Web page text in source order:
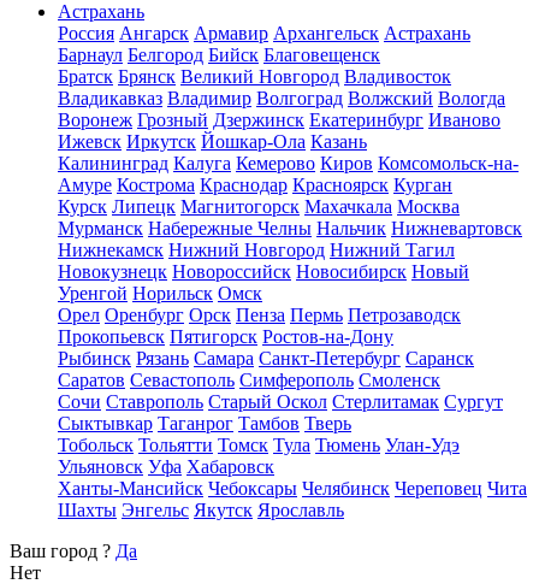
Астрахань
Россия Ангарск Армавир Архангельск Астрахань
Барнаул Белгород Бийск Благовещенск
Братск Брянск Великий Новгород Владивосток
Владикавказ Владимир Волгоград Волжский Вологда
Воронеж Грозный Дзержинск Екатеринбург Иваново
Ижевск Иркутск Йошкар-Ола Казань
Калининград Калуга Кемерово Киров Комсомольск-на-
Амуре Кострома Краснодар Красноярск Курган
Курск Липецк Магнитогорск Махачкала Москва
Мурманск Набережные Челны Нальчик Нижневартовск
Нижнекамск Нижний Новгород Нижний Тагил
Новокузнецк Новороссийск Новосибирск Новый
Уренгой Норильск Омск
Орел Оренбург Орск Пенза Пермь Петрозаводск
Прокопьевск Пятигорск Ростов-на-Дону
Рыбинск Рязань Самара Санкт-Петербург Саранск
Саратов Севастополь Симферополь Смоленск
Сочи Ставрополь Старый Оскол Стерлитамак Сургут
Сыктывкар Таганрог Тамбов Тверь
Тобольск Тольятти Томск Тула Тюмень Улан-Удэ
Ульяновск Уфа Хабаровск
Ханты-Мансийск Чебоксары Челябинск Череповец Чита
Шахты Энгельс Якутск Ярославль
Ваш город ? Да
Нет